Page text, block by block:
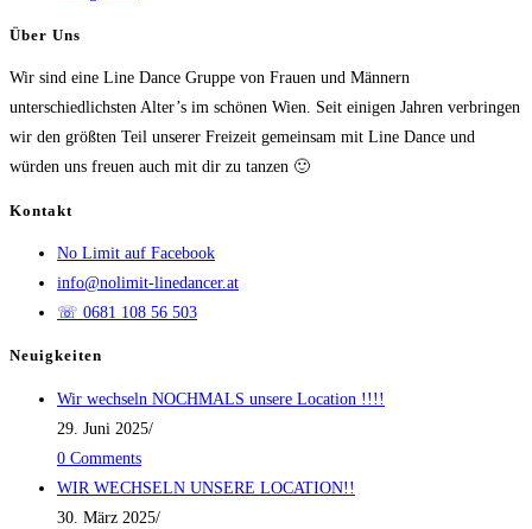
Über Uns
Wir sind eine Line Dance Gruppe von Frauen und Männern
unterschiedlichsten Alter’s im schönen Wien. Seit einigen Jahren verbringen
wir den größten Teil unserer Freizeit gemeinsam mit Line Dance und
würden uns freuen auch mit dir zu tanzen 🙂
Kontakt
No Limit auf Facebook
info@nolimit-linedancer.at
☏ 0681 108 56 503
Neuigkeiten
Wir wechseln NOCHMALS unsere Location !!!!
29. Juni 2025/
0 Comments
WIR WECHSELN UNSERE LOCATION!!
30. März 2025/